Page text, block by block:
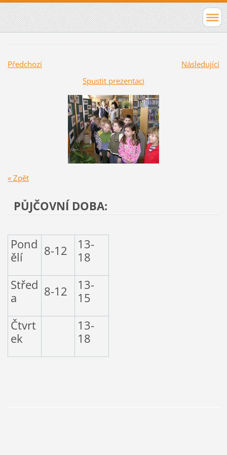
Předchozí
Následující
Spustit prezentaci
« Zpět
PŮJČOVNÍ DOBA:
Pond
ělí
8-12
13-
18
Střed
a
8-12
13-
15
Čtvrt
ek
13-
18